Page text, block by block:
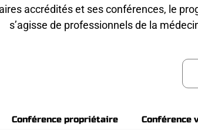
accrédités et ses conférences, le
s’agisse de professionnels de la
Conférence propriétaire Conférence